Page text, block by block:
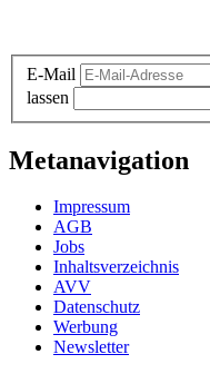
E-Mail
lassen
Metanavigation
Impressum
AGB
Jobs
Inhaltsverzeichnis
AVV
Datenschutz
Werbung
Newsletter